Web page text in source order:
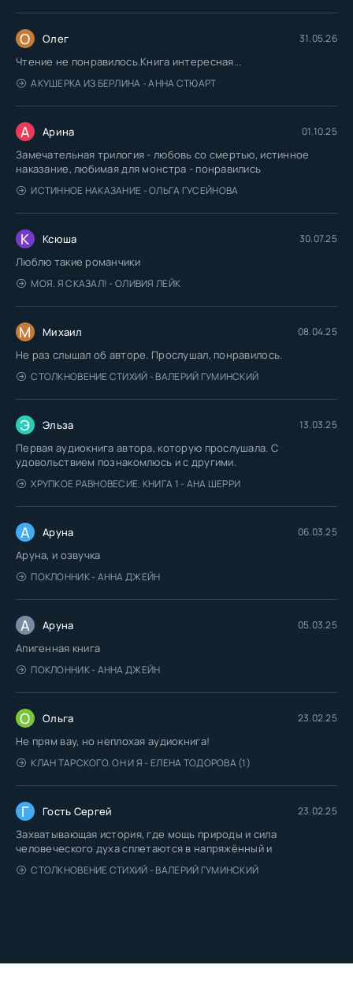
О Олег 31.05.26
Чтение не понравилось.Книга интересная...
АКУШЕРКА ИЗ БЕРЛИНА - АННА СТЮАРТ
А Арина 01.10.25
Замечательная трилогия - любовь со смертью, истинное
наказание, любимая для монстра - понравились
ИСТИННОЕ НАКАЗАНИЕ - ОЛЬГА ГУСЕЙНОВА
К Ксюша 30.07.25
Люблю такие романчики
МОЯ. Я СКАЗАЛ! - ОЛИВИЯ ЛЕЙК
М Михаил 08.04.25
Не раз слышал об авторе. Прослушал, понравилось.
СТОЛКНОВЕНИЕ СТИХИЙ - ВАЛЕРИЙ ГУМИНСКИЙ
Э Эльза 13.03.25
Первая аудиокнига автора, которую прослушала. С
удовольствием познакомлюсь и с другими.
ХРУПКОЕ РАВНОВЕСИЕ. КНИГА 1 - АНА ШЕРРИ
А Аруна 06.03.25
Аруна, и озвучка
ПОКЛОННИК - АННА ДЖЕЙН
А Аруна 05.03.25
Апигенная книга
ПОКЛОННИК - АННА ДЖЕЙН
О Ольга 23.02.25
Не прям вау, но неплохая аудиокнига!
КЛАН ТАРСКОГО. ОН И Я - ЕЛЕНА ТОДОРОВА (1)
Г Гость Сергей 23.02.25
Захватывающая история, где мощь природы и сила
человеческого духа сплетаются в напряжённый и
СТОЛКНОВЕНИЕ СТИХИЙ - ВАЛЕРИЙ ГУМИНСКИЙ